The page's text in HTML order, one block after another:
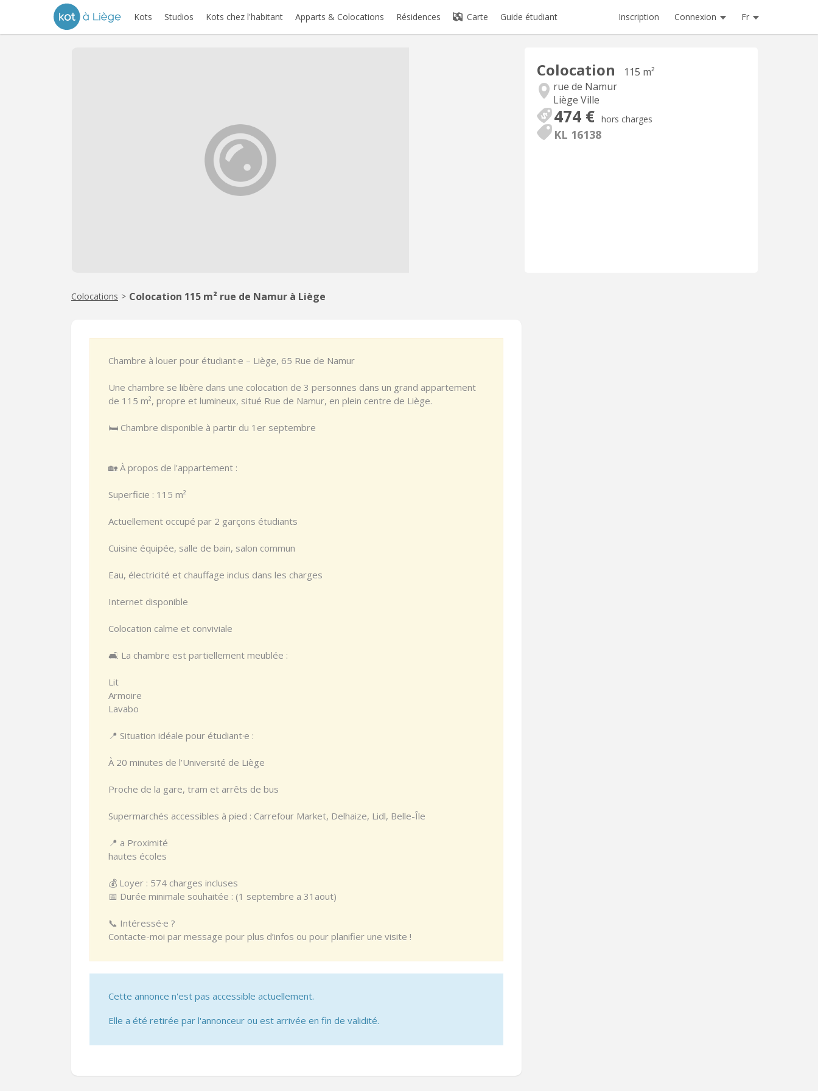
Kots Studios Kots chez l'habitant Apparts & Colocations Résidences Carte Guide étudiant Inscription Connexion Fr
Colocation
115 m²
rue de Namur
Liège Ville
474 € hors charges
KL 16138
Colocations > Colocation 115 m² rue de Namur à Liège
Chambre à louer pour étudiant·e – Liège, 65 Rue de Namur
Une chambre se libère dans une colocation de 3 personnes dans un grand appartement
de 115 m², propre et lumineux, situé Rue de Namur, en plein centre de Liège.
🛏️ Chambre disponible à partir du 1er septembre
🏡 À propos de l'appartement :
Superficie : 115 m²
Actuellement occupé par 2 garçons étudiants
Cuisine équipée, salle de bain, salon commun
Eau, électricité et chauffage inclus dans les charges
Internet disponible
Colocation calme et conviviale
🛋️ La chambre est partiellement meublée :
Lit
Armoire
Lavabo
📍 Situation idéale pour étudiant·e :
À 20 minutes de l’Université de Liège
Proche de la gare, tram et arrêts de bus
Supermarchés accessibles à pied : Carrefour Market, Delhaize, Lidl, Belle-Île
📍 a Proximité
hautes écoles
💰 Loyer : 574 charges incluses
📅 Durée minimale souhaitée : (1 septembre a 31aout)
📞 Intéressé·e ?
Contacte-moi par message pour plus d’infos ou pour planifier une visite !
Cette annonce n'est pas accessible actuellement.
Elle a été retirée par l'annonceur ou est arrivée en fin de validité.